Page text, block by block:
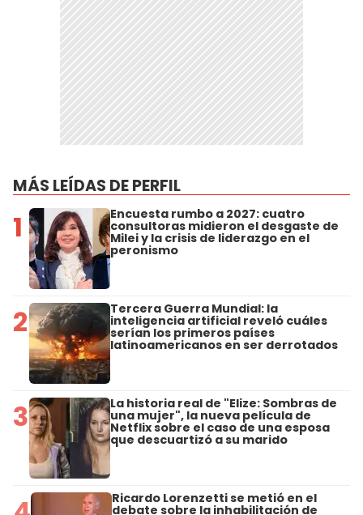
MÁS LEÍDAS DE PERFIL
1 Encuesta rumbo a 2027: cuatro
consultoras midieron el desgaste de
Milei y la crisis de liderazgo en el
peronismo
2 Tercera Guerra Mundial: la
inteligencia artificial reveló cuáles
serían los primeros países
latinoamericanos en ser derrotados
3 La historia real de "Elize: Sombras de
una mujer", la nueva película de
Netflix sobre el caso de una esposa
que descuartizó a su marido
Ricardo Lorenzetti se metió en el
debate sobre la inhabilitación de